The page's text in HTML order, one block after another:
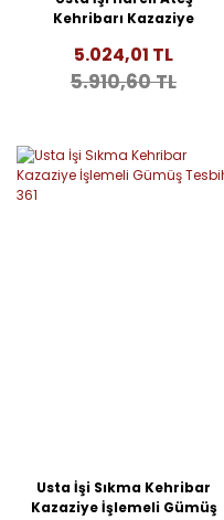
Kehribarı Kazaziye
364
5.024,01 TL
5.910,60 TL
Usta İşi Sıkma Kehribar
Kazaziye İşlemeli Gümüş